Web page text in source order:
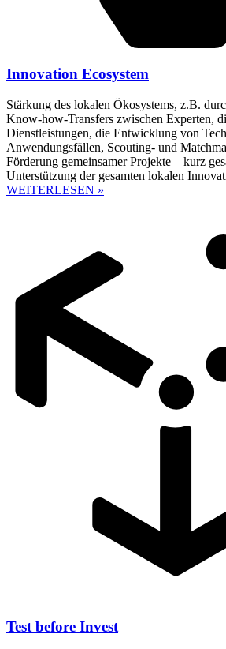
Innovation Ecosystem
Stärkung des lokalen Ökosystems, z.B.
Know-how-Transfers zwischen Experten,
Dienstleistungen, die Entwicklung von
Anwendungsfällen, Scouting- und
Förderung gemeinsamer Projekte – kurz
Unterstützung der gesamten lokalen
WEITERLESEN »
Test before Invest